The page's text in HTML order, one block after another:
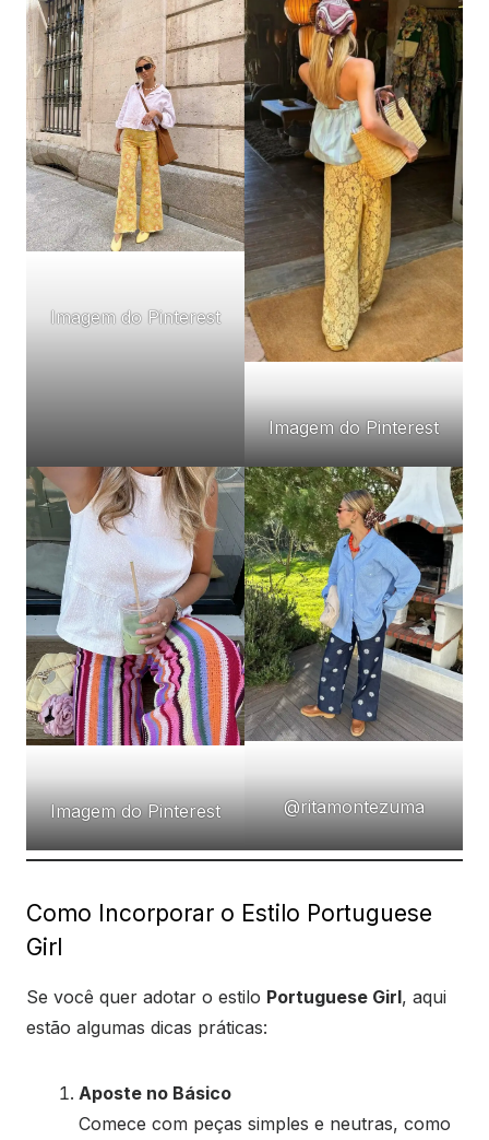
Imagem do Pinterest
Imagem do Pinterest
Imagem do Pinterest @ritamontezuma
Como Incorporar o Estilo Portuguese
Girl
Se você quer adotar o estilo Portuguese Girl, aqui
estão algumas dicas práticas:
Aposte no Básico
Comece com peças simples e neutras, como